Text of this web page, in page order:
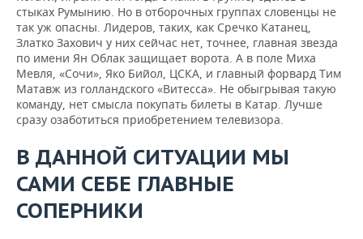
стыках Румынию. Но в отборочных группах словенцы не
так уж опасны. Лидеров, таких, как Сречко Катанец,
Златко Захович у них сейчас нет, точнее, главная звезда
по имени Ян Облак защищает ворота. А в поле Миха
Мевля, «Сочи», Яко Бийол, ЦСКА, и главный форвард Тим
Матавж из голландского «Витесса». Не обыгрывая такую
команду, нет смысла покупать билеты в Катар. Лучше
сразу озаботиться приобретением телевизора.
В ДАННОЙ СИТУАЦИИ МЫ
САМИ СЕБЕ ГЛАВНЫЕ
СОПЕРНИКИ